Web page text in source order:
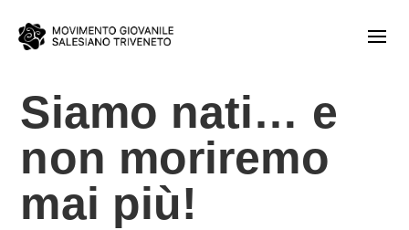
Siamo nati… e
non moriremo
mai più!